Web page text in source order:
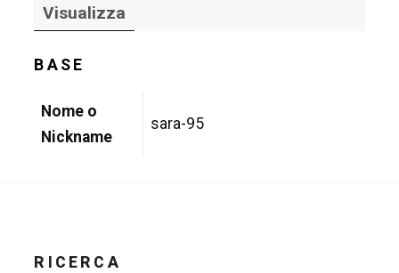
Visualizza
BASE
Nome o
Nickname
sara-95
RICERCA